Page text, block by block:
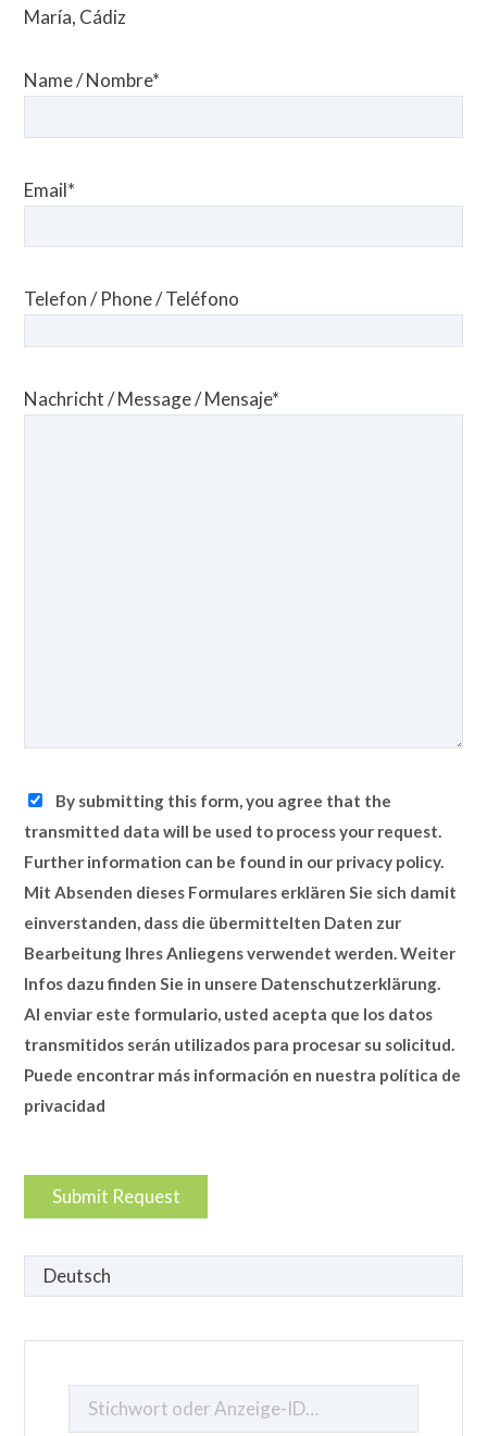
María, Cádiz
Name / Nombre*
Email*
Telefon / Phone / Teléfono
Nachricht / Message / Mensaje*
By submitting this form, you agree that the
transmitted data will be used to process your request.
Further information can be found in our privacy policy.
Mit Absenden dieses Formulares erklären Sie sich damit
einverstanden, dass die übermittelten Daten zur
Bearbeitung Ihres Anliegens verwendet werden. Weiter
Infos dazu finden Sie in unsere Datenschutzerklärung.
Al enviar este formulario, usted acepta que los datos
transmitidos serán utilizados para procesar su solicitud.
Puede encontrar más información en nuestra política de
privacidad
Sprache
auswählen